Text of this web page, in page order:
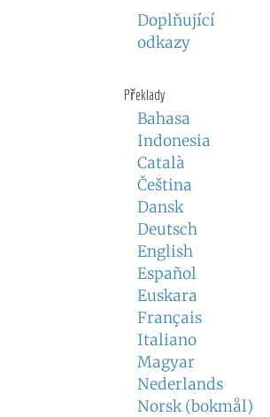
Doplňující
odkazy
Překlady
Bahasa
Indonesia
Català
Čeština
Dansk
Deutsch
English
Español
Euskara
Français
Italiano
Magyar
Nederlands
Norsk (bokmål)